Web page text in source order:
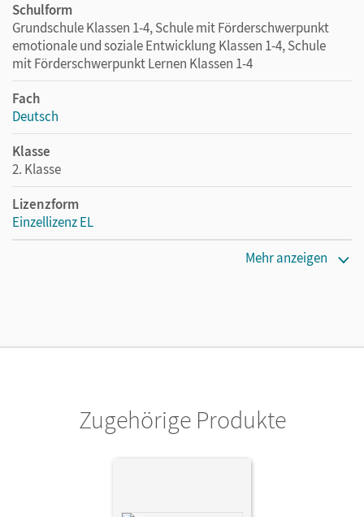
Schulform
Grundschule Klassen 1-4, Schule mit Förderschwerpunkt
emotionale und soziale Entwicklung Klassen 1-4, Schule
mit Förderschwerpunkt Lernen Klassen 1-4
Fach
Deutsch
Klasse
2. Klasse
Lizenzform
Einzellizenz EL
Mehr anzeigen
Zugehörige Produkte